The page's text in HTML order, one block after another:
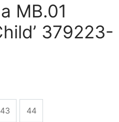
MB.01
379223-
43 44